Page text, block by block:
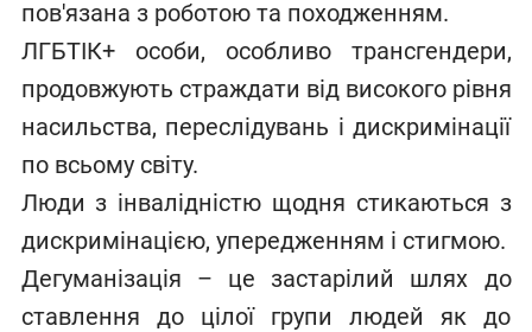
пов'язана з роботою та походженням.
ЛГБТІК+ особи, особливо трансгендери,
продовжують страждати від високого рівня
насильства, переслідувань і дискримінації
по всьому світу.
Люди з інвалідністю щодня стикаються з
дискримінацією, упередженням і стигмою.
Дегуманізація – це застарілий шлях до
ставлення до цілої групи людей як до